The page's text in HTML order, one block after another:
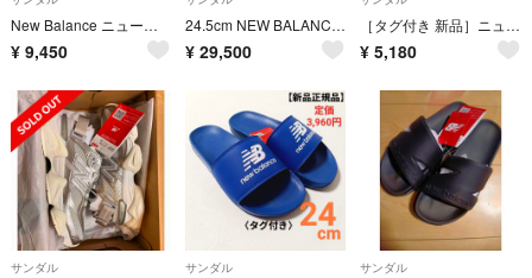
New Balance ニューバランス W2588TT 258 v2 San厚底 ストラップ サンダル ベージュ 22cm
¥ 9,450
24.5cm NEW BALANCE U9060Sv1 9060 Summer
¥ 29,500
［タグ付き 新品］ニューバランス サンダル レディース 23.5cm
¥ 5,180
サンダル サンダル サンダル